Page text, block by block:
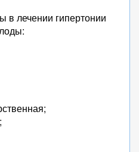
лечении гипертонии